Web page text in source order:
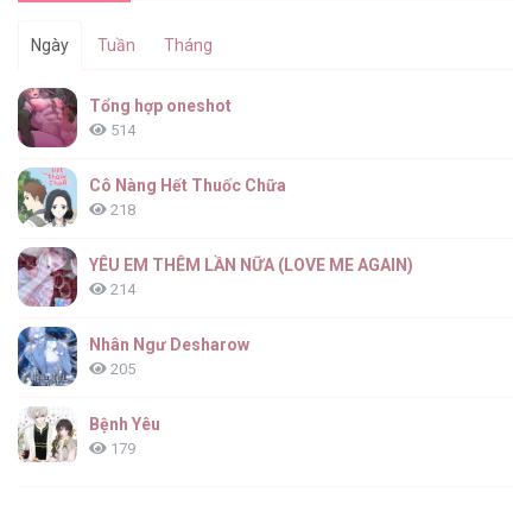
Ngày Tuần Tháng
Tổng hợp oneshot
514
Cô Nàng Hết Thuốc Chữa
218
YÊU EM THÊM LẦN NỮA (LOVE ME AGAIN)
214
Nhân Ngư Desharow
205
Bệnh Yêu
179